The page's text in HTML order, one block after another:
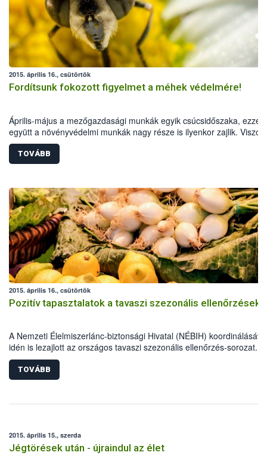
2015. április 16., csütörtök
Fordítsunk fokozott figyelmet a méhek védelmére!
Április-május a mezőgazdasági munkák egyik csúcsidőszaka, ezzel
együtt a növényvédelmi munkák nagy része is ilyenkor zajlik. Viszont
ebben az időszakban virágzik termesztett növényeink jelentős
TOVÁBB
2015. április 16., csütörtök
Pozitív tapasztalatok a tavaszi szezonális
A Nemzeti Élelmiszerlánc-biztonsági Hivatal (NÉBIH)
idén is lezajlott az országos tavaszi szezonális ellenőrzés-sorozat.
élelmiszerlánc-biztonsági szakemberek szűk egy hónap alatt több
800 ellenőrzést végeztek, 69 alkalommal figyelmeztetést és
esetben bírságot szabtak ki.
TOVÁBB
2015. április 15., szerda
Jégtörések után - újraindul az élet